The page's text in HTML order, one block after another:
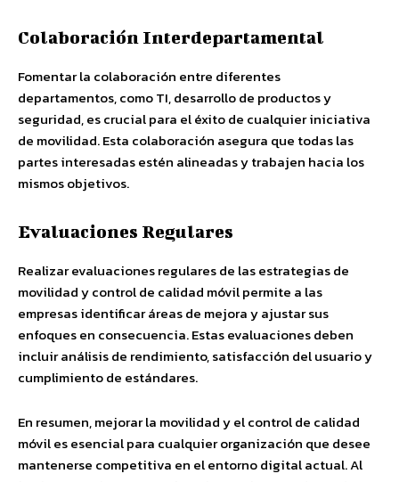
Colaboración Interdepartamental
Fomentar la colaboración entre diferentes
departamentos, como TI, desarrollo de productos y
seguridad, es crucial para el éxito de cualquier iniciativa
de movilidad. Esta colaboración asegura que todas las
partes interesadas estén alineadas y trabajen hacia los
mismos objetivos.
Evaluaciones Regulares
Realizar evaluaciones regulares de las estrategias de
movilidad y control de calidad móvil permite a las
empresas identificar áreas de mejora y ajustar sus
enfoques en consecuencia. Estas evaluaciones deben
incluir análisis de rendimiento, satisfacción del usuario y
cumplimiento de estándares.
En resumen, mejorar la movilidad y el control de calidad
móvil es esencial para cualquier organización que desee
mantenerse competitiva en el entorno digital actual. Al